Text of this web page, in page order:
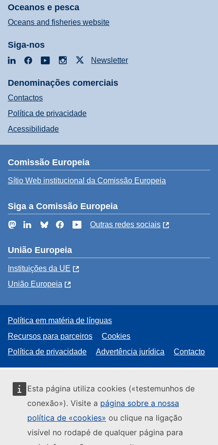
Esta página utiliza cookies («testemunhos de
conexão»). Visite a página sobre a nossa
política de «cookies» ou clique na ligação
visível no rodapé de qualquer página para
Oceanos e pesca
Oceans and fisheries website
Siga-nos
LinkedInFacebookYouTubeInstagramNewsletter
Denominações comerciais
Contactos
Política de privacidade
Acessibilidade
Comissão Europeia
Sítio Web institucional da Comissão Europeia
Siga a Comissão Europeia
MastodonLinkedInBlueskyFacebookYouTube
Outras redes sociais
União Europeia
Instituições da UE
União Europeia
Política em matéria de línguas
Recursos para parceiros
Cookies
Política de privacidade
Advertência jurídica Contacto